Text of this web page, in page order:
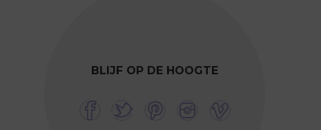
BLIJF OP DE HOOGTE